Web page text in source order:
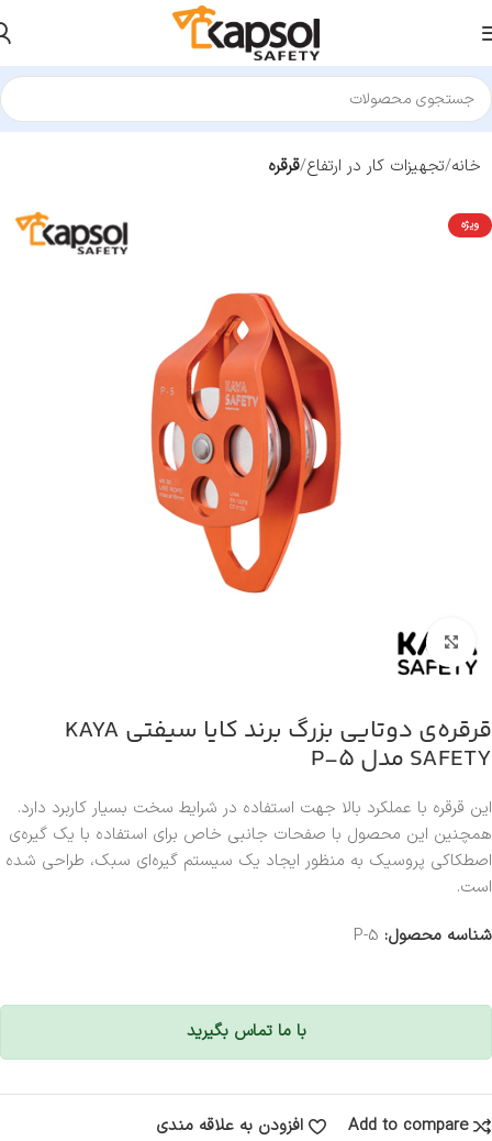
خانه تجهیزات کار در ارتفاع قرقره
ویژه
بزرگنمایی تصویر
قرقره‌ی دوتایی بزرگ برند کایا سیفتی KAYA
SAFETY مدل P-5
این قرقره با عملکرد بالا جهت استفاده در شرایط سخت بسیار کاربرد دارد.
همچنین این محصول با صفحات جانبی خاص برای استفاده با یک گیره‌ی
اصطکاکی پروسیک به منظور ایجاد یک سیستم گیره‌ای سبک، طراحی شده
است.
شناسه محصول: P-5
با ما تماس بگیرید
Add to compare
افزودن به علاقه مندی